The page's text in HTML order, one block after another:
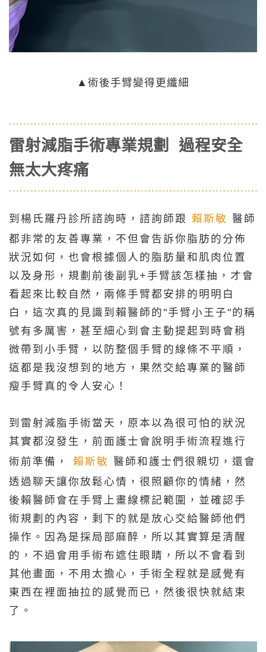
▲術後手臂變得更纖細
雷射減脂手術專業規劃 過程安全
無太大疼痛
到楊氏羅丹診所諮詢時，諮詢師跟 賴斯敏 醫師
都非常的友善專業，不但會告訴你脂肪的分佈
狀況如何，也會根據個人的脂肪量和肌肉位置
以及身形，規劃前後副乳+手臂該怎樣抽，才會
看起來比較自然，兩條手臂都安排的明明白
白，這次真的見識到賴醫師的"手臂小王子"的稱
號有多厲害，甚至細心到會主動提起到時會稍
微帶到小手臂，以防整個手臂的線條不平順，
這都是我沒想到的地方，果然交給專業的醫師
瘦手臂真的令人安心！
到雷射減脂手術當天，原本以為很可怕的狀況
其實都沒發生，前面護士會說明手術流程進行
術前準備，
賴斯敏 醫師和護士們很親切，還會
透過聊天讓你放鬆心情，很照顧你的情緒，然
後賴醫師會在手臂上畫線標記範圍，並確認手
術規劃的內容，剩下的就是放心交給醫師他們
操作。因為是採局部麻醉，所以其實算是清醒
的，不過會用手術布遮住眼睛，所以不會看到
其他畫面，不用太擔心，手術全程就是感覺有
東西在裡面抽拉的感覺而已，然後很快就結束
了。